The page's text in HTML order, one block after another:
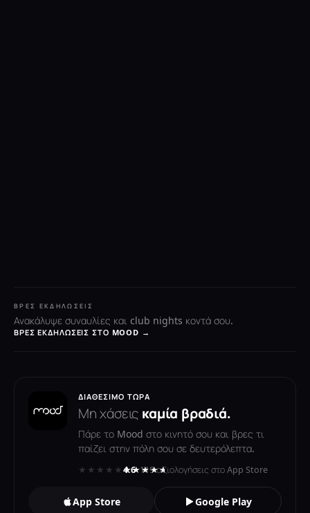
ΒΡΕΣ ΕΚΔΗΛΏΣΕΙΣ
Ανακάλυψε συναυλίες και club nights κοντά σου.
ΒΡΕΣ ΕΚΔΗΛΏΣΕΙΣ ΣΤΟ MOOD →
ΔΙΑΘΈΣΙΜΟ ΤΏΡΑ
Μη χάσεις καμία βραδιά.
Πάρε το Mood στο κινητό σου και βρες τι
παίζει στην πόλη σου σε δευτερόλεπτα.
★★★★★★★★★★
4.6· 119 αξιολογήσεις στο App Store
App Store Google Play